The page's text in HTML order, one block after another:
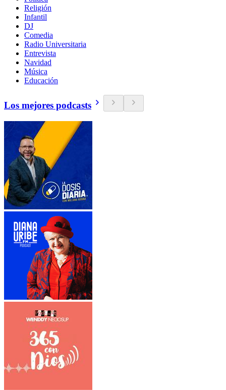
Religión
Infantil
DJ
Comedia
Radio Universitaria
Entrevista
Navidad
Música
Educación
Los mejores podcasts